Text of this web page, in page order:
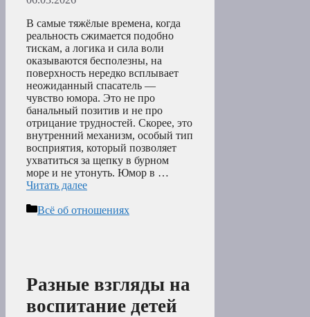
В самые тяжёлые времена, когда
реальность сжимается подобно
тискам, а логика и сила воли
оказываются бесполезны, на
поверхность нередко всплывает
неожиданный спасатель —
чувство юмора. Это не про
банальный позитив и не про
отрицание трудностей. Скорее, это
внутренний механизм, особый тип
восприятия, который позволяет
ухватиться за щепку в бурном
море и не утонуть. Юмор в …
Читать далее
Рубрики
Всё об отношениях
Разные взгляды на
воспитание детей